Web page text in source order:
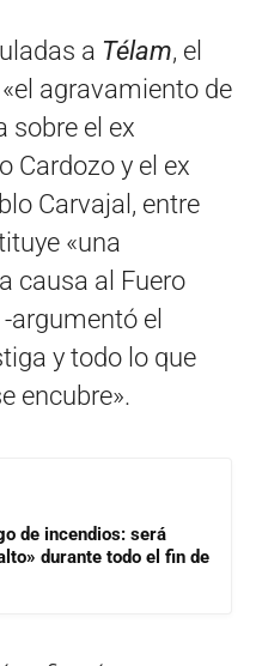
a Télam, el
agravamiento de
sobre el ex
Cardozo y el ex
Carvajal, entre
«una
causa al Fuero
argumentó el
y todo lo que
encubre».
de incendios: será
durante todo el fin de